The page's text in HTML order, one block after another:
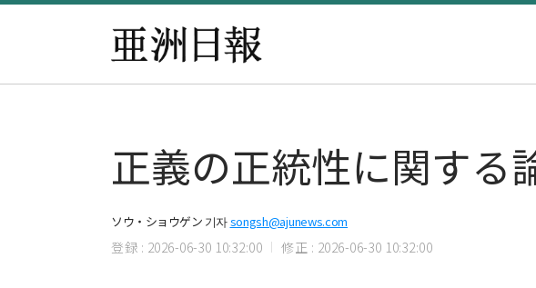
正義の正統性に関する
ソウ・ショウゲン 기자songsh@ajunews.com
登録 : 2026-06-30 10:32:00 修正 : 2026-06-30 10:32:00